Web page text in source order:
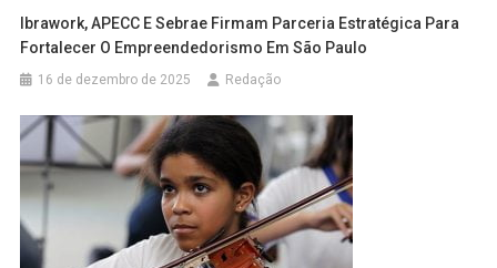
Ibrawork, APECC E Sebrae Firmam Parceria Estratégica Para
Fortalecer O Empreendedorismo Em São Paulo
16 de dezembro de 2025 Redação